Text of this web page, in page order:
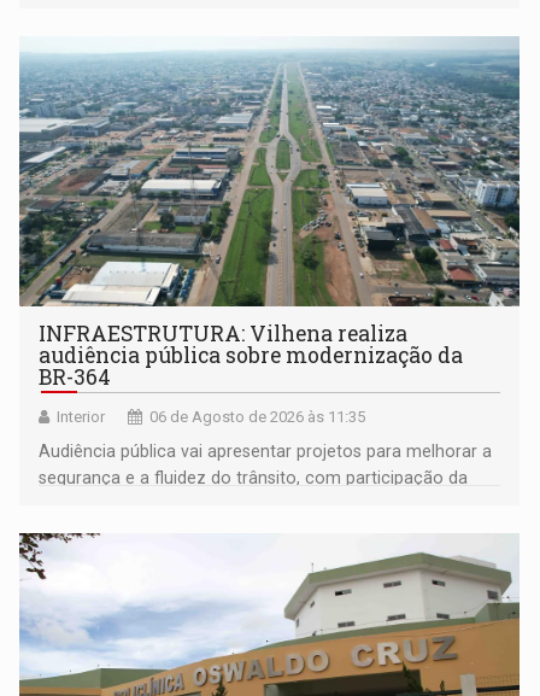
INFRAESTRUTURA: Vilhena realiza
audiência pública sobre modernização da
BR-364
Interior 06 de Agosto de 2026 às 11:35
Audiência pública vai apresentar projetos para melhorar a
segurança e a fluidez do trânsito, com participação da